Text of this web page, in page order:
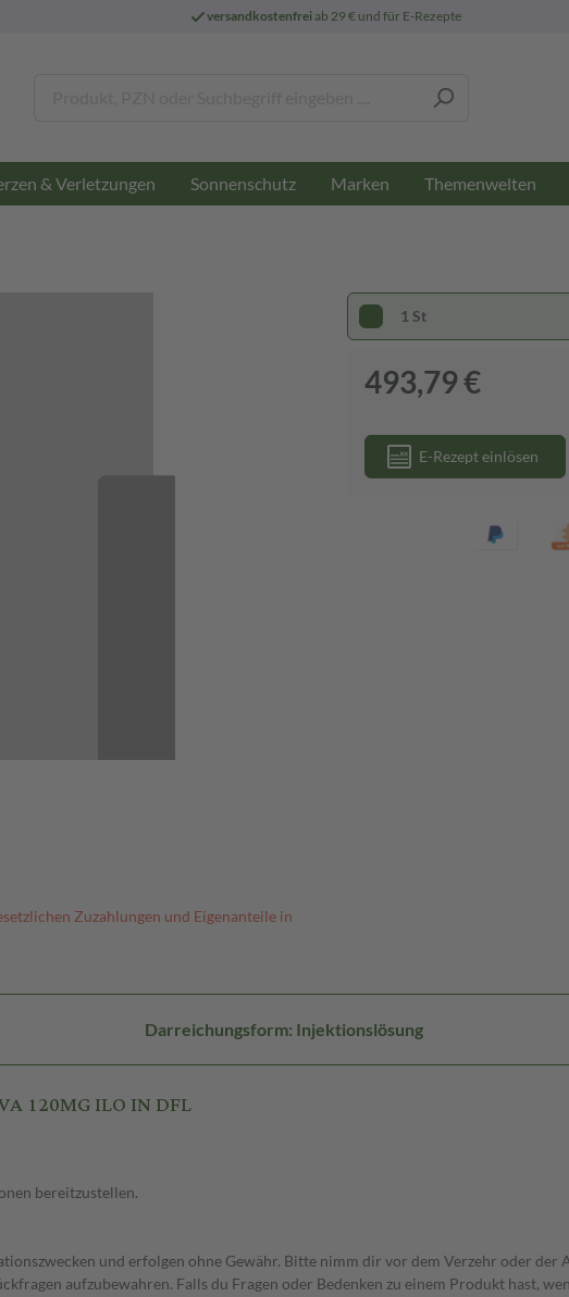
versandkostenfreiab 29 € und für E-Rezepte
& Verletzungen Sonnenschutz Marken Themenwelten
Zuzahlungen und Eigenanteile in
1 St
493,79 €
E-Rezept einlösen
Darreichungsform: Injektionslösung
120MG ILO IN DFL
bereitzustellen.
und erfolgen ohne Gewähr. Bitte nimm dir vor dem Verzehr oder
aufzubewahren. Falls du Fragen oder Bedenken zu einem Produkt hast,